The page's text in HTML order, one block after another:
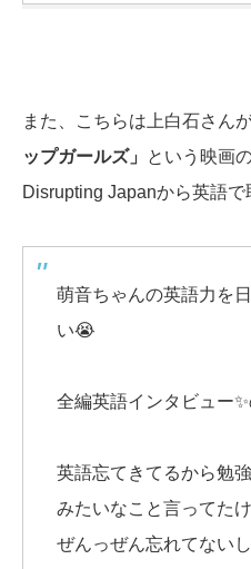
また、こちらは上白石さん
ップガールズ」
という映画
Disrupting Japanから英語で
萌音ちゃんの英語力を
い😭
全編英語インタビュー✨
英語忘てきてるから勉
みたいなこと言ってた
ぜんっぜん忘れてない